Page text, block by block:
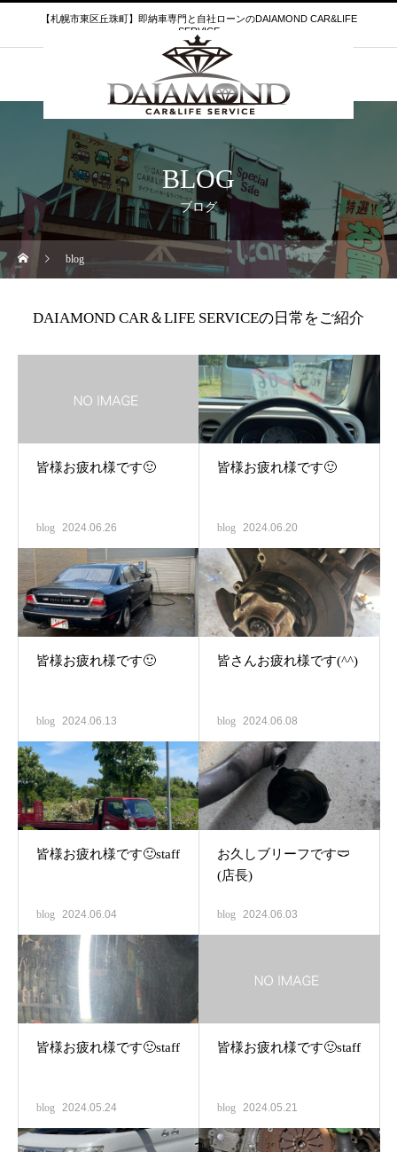
【札幌市東区丘珠町】即納車専門と自社ローンのDAIAMOND CAR&LIFE
SERVICE
BLOG
ブログ
blog
DAIAMOND CAR＆LIFE SERVICEの日常をご紹介
皆様お疲れ様です🙂
blog 2024.06.26
皆様お疲れ様です🙂
blog 2024.06.20
皆様お疲れ様です🙂
blog 2024.06.13
皆さんお疲れ様です(^^)
blog 2024.06.08
皆様お疲れ様です🙂staff
blog 2024.06.04
お久しブリーフです🩲
(店長)
blog 2024.06.03
皆様お疲れ様です🙂staff
blog 2024.05.24
皆様お疲れ様です🙂staff
blog 2024.05.21